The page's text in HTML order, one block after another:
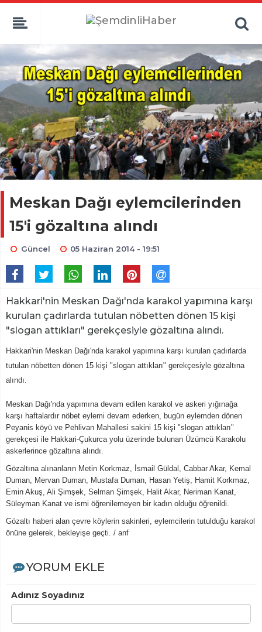
Meskan Dağı eylemcilerinden
15'i gözaltına alındı
Güncel 05 Haziran 2014 - 19:51
Hakkari'nin Meskan Dağı'nda karakol yapımına karşı
kurulan çadırlarda tutulan nöbetten dönen 15 kişi
"slogan attıkları" gerekçesiyle gözaltına alındı.
Hakkari'nin Meskan Dağı'nda karakol yapımına karşı kurulan çadırlarda
tutulan nöbetten dönen 15 kişi "slogan attıkları" gerekçesiyle gözaltına
alındı.
Meskan Dağı'nda yapımına devam edilen karakol ve askeri yığınağa
karşı haftalardır nöbet eylemi devam ederken, bugün eylemden dönen
Peyanis köyü ve Pehlivan Mahallesi sakini 15 kişi "slogan attıkları"
gerekçesi ile Hakkari-Çukurca yolu üzerinde bulunan Üzümcü Karakolu
askerlerince gözaltına alındı.
Gözaltına alınanların Metin Korkmaz, İsmail Güldal, Cabbar Akar, Kemal
Duman, Mervan Duman, Mustafa Duman, Hasan Yetiş, Hamit Korkmaz,
Emin Akuş, Ali Şimşek, Selman Şimşek, Halit Akar, Neriman Kanat,
Süleyman Kanat ve ismi öğrenilemeyen bir kadın olduğu öğrenildi.
Gözaltı haberi alan çevre köylerin sakinleri, eylemcilerin tutulduğu karakol
önüne gelerek, bekleyişe geçti. / anf
YORUM EKLE
Adınız Soyadınız